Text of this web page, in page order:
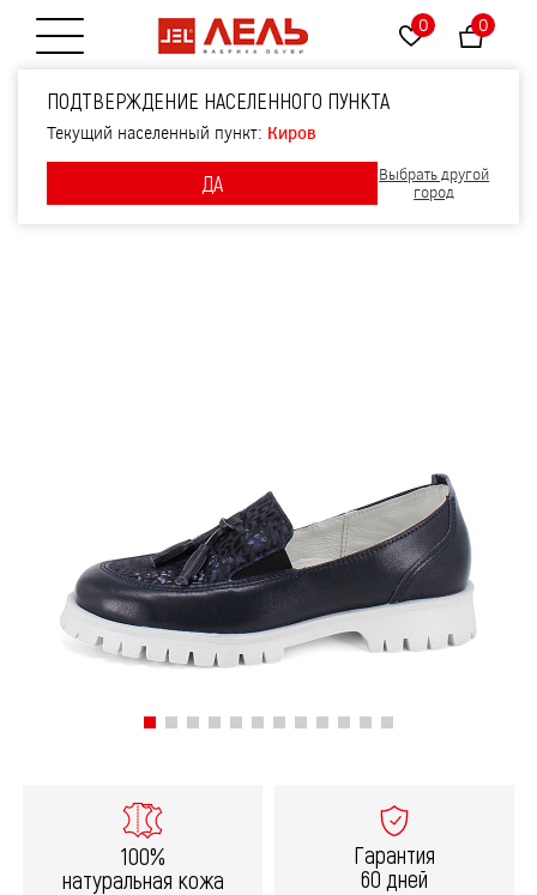
Открытие меню 0 0
ПОДТВЕРЖДЕНИЕ НАСЕЛЕННОГО ПУНКТА
Текущий населенный пункт: Киров
ДА
Выбрать другой
город
Туфли, артикул 2326,
цвет синий
100%
натуральная кожа
Гарантия
60 дней